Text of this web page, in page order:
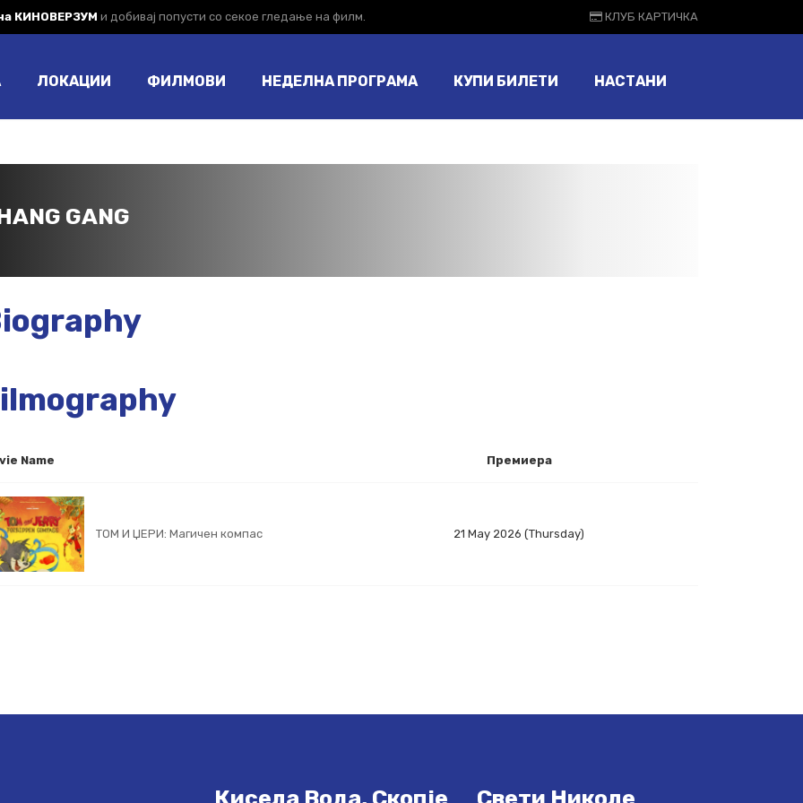
КИНОВЕРЗУМ и добивај попусти со секое гледање на филм. КЛУБ КАРТИЧКА
ЛОКАЦИИ ФИЛМОВИ НЕДЕЛНА ПРОГРАМА КУПИ БИЛЕТИ НАСТАНИ
GANG
Name Премиера
ТОМ И ЏЕРИ: Магичен компас 21 May 2026 (Thursday)